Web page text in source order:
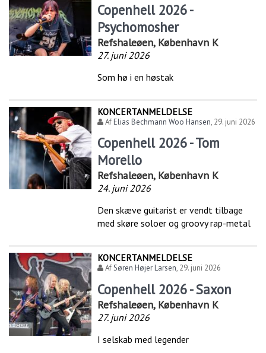
Copenhell 2026 -
Psychomosher
Refshaleøen, København K
27. juni 2026
Som hø i en høstak
KONCERTANMELDELSE
AfElias Bechmann Woo Hansen, 29. juni 2026
Copenhell 2026 - Tom
Morello
Refshaleøen, København K
24. juni 2026
Den skæve guitarist er vendt tilbage
med skøre soloer og groovy rap-metal
KONCERTANMELDELSE
AfSøren Højer Larsen, 29. juni 2026
Copenhell 2026 - Saxon
Refshaleøen, København K
27. juni 2026
I selskab med legender